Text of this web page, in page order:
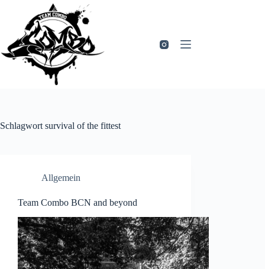
springen
Schlagwort survival of the fittest
Allgemein
Team Combo BCN and beyond